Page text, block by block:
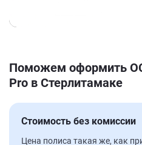
Поможем оформить
Pro в Стерлитамаке
Стоимость без комиссии
Цена полиса такая же, как